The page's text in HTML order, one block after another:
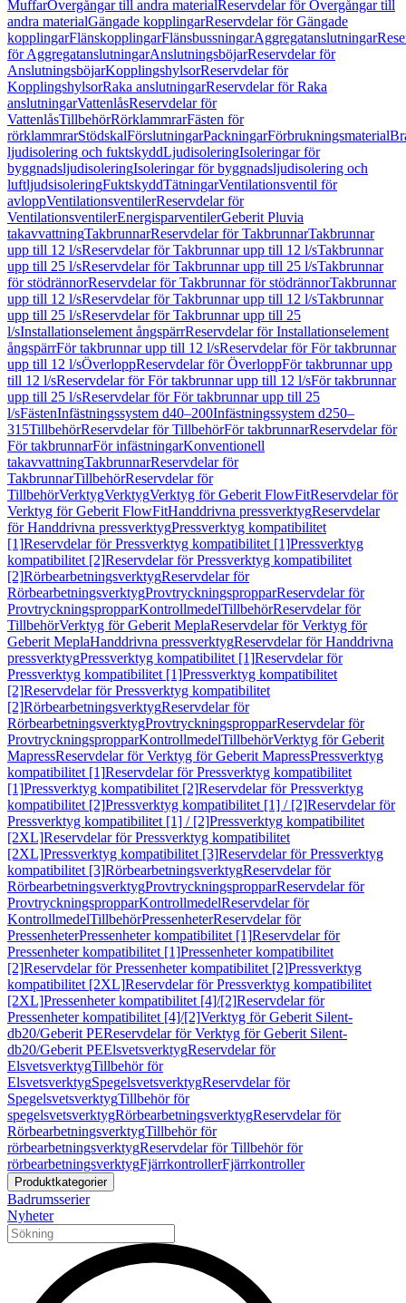
MuffarÖvergångar till andra materialReservdelar för Övergångar till
andra materialGängade kopplingarReservdelar för Gängade
kopplingarFlänskopplingarFlänsbussningarAggregatanslutningar
för AggregatanslutningarAnslutningsböjarReservdelar för
AnslutningsböjarKopplingshylsorReservdelar för
KopplingshylsorRaka anslutningarReservdelar för Raka
anslutningarVattenlåsReservdelar för
VattenlåsTillbehörRörklammrarFästen för
rörklammrarStödskalFörslutningarPackningarFörbrukningsmaterial
ljudisolering och fuktskyddLjudisoleringIsoleringar för
byggnadsljudisoleringIsoleringar för byggnadsljudisolering och
luftljudsisoleringFuktskyddTätningarVentilationsventil för
avloppVentilationsventilerReservdelar för
VentilationsventilerEnergisparventilerGeberit Pluvia
takavvattningTakbrunnarReservdelar för TakbrunnarTakbrunnar
upp till 12 l/sReservdelar för Takbrunnar upp till 12 l/sTakbrunnar
upp till 25 l/sReservdelar för Takbrunnar upp till 25 l/sTakbrunnar
för stödrännorReservdelar för Takbrunnar för stödrännorTakbrunnar
upp till 12 l/sReservdelar för Takbrunnar upp till 12 l/sTakbrunnar
upp till 25 l/sReservdelar för Takbrunnar upp till 25
l/sInstallationselement ångspärrReservdelar för Installationselement
ångspärrFör takbrunnar upp till 12 l/sReservdelar för För takbrunnar
upp till 12 l/sÖverloppReservdelar för ÖverloppFör takbrunnar upp
till 12 l/sReservdelar för För takbrunnar upp till 12 l/sFör takbrunnar
upp till 25 l/sReservdelar för För takbrunnar upp till 25
l/sFästenInfästningssystem d40–200Infästningssystem d250–
315TillbehörReservdelar för TillbehörFör takbrunnarReservdelar för
För takbrunnarFör infästningarKonventionell
takavvattningTakbrunnarReservdelar för
TakbrunnarTillbehörReservdelar för
TillbehörVerktygVerktygVerktyg för Geberit FlowFitReservdelar för
Verktyg för Geberit FlowFitHanddrivna pressverktygReservdelar
för Handdrivna pressverktygPressverktyg kompatibilitet
[1]Reservdelar för Pressverktyg kompatibilitet [1]Pressverktyg
kompatibilitet [2]Reservdelar för Pressverktyg kompatibilitet
[2]RörbearbetningsverktygReservdelar för
RörbearbetningsverktygProvtryckningspropparReservdelar för
ProvtryckningspropparKontrollmedelTillbehörReservdelar för
TillbehörVerktyg för Geberit MeplaReservdelar för Verktyg för
Geberit MeplaHanddrivna pressverktygReservdelar för Handdrivna
pressverktygPressverktyg kompatibilitet [1]Reservdelar för
Pressverktyg kompatibilitet [1]Pressverktyg kompatibilitet
[2]Reservdelar för Pressverktyg kompatibilitet
[2]RörbearbetningsverktygReservdelar för
RörbearbetningsverktygProvtryckningspropparReservdelar för
ProvtryckningspropparKontrollmedelTillbehörVerktyg för Geberit
MapressReservdelar för Verktyg för Geberit MapressPressverktyg
kompatibilitet [1]Reservdelar för Pressverktyg kompatibilitet
[1]Pressverktyg kompatibilitet [2]Reservdelar för Pressverktyg
kompatibilitet [2]Pressverktyg kompatibilitet [1] / [2]Reservdelar för
Pressverktyg kompatibilitet [1] / [2]Pressverktyg kompatibilitet
[2XL]Reservdelar för Pressverktyg kompatibilitet
[2XL]Pressverktyg kompatibilitet [3]Reservdelar för Pressverktyg
kompatibilitet [3]RörbearbetningsverktygReservdelar för
RörbearbetningsverktygProvtryckningspropparReservdelar för
ProvtryckningspropparKontrollmedelReservdelar för
KontrollmedelTillbehörPressenheterReservdelar för
PressenheterPressenheter kompatibilitet [1]Reservdelar för
Pressenheter kompatibilitet [1]Pressenheter kompatibilitet
[2]Reservdelar för Pressenheter kompatibilitet [2]Pressverktyg
kompatibilitet [2XL]Reservdelar för Pressverktyg kompatibilitet
[2XL]Pressenheter kompatibilitet [4]/[2]Reservdelar för
Pressenheter kompatibilitet [4]/[2]Verktyg för Geberit Silent-
db20/Geberit PEReservdelar för Verktyg för Geberit Silent-
db20/Geberit PEElsvetsverktygReservdelar för
ElsvetsverktygTillbehör för
ElsvetsverktygSpegelsvetsverktygReservdelar för
SpegelsvetsverktygTillbehör för
spegelsvetsverktygRörbearbetningsverktygReservdelar för
RörbearbetningsverktygTillbehör för
rörbearbetningsverktygReservdelar för Tillbehör för
rörbearbetningsverktygFjärrkontrollerFjärrkontroller
Produktkategorier
Badrumsserier
Nyheter